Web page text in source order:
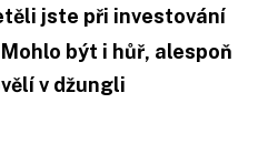
jste při investování
být i hůř, alespoň
v džungli